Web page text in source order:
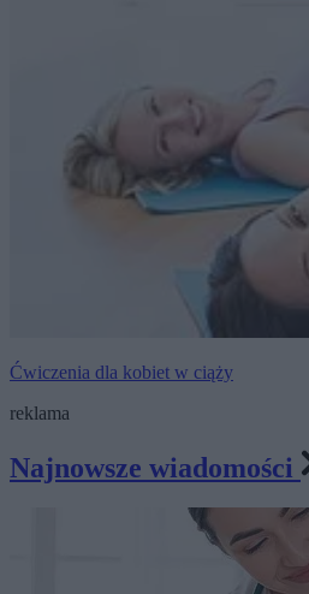
Ćwiczenia dla kobiet w ciąży
reklama
Najnowsze wiadomości